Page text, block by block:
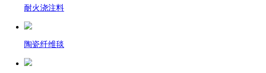
耐火浇注料
陶瓷纤维毯